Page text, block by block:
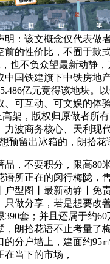
明：该文概念仅代表做
前的性价比，不囿于款
也不负众望最新动静
中国铁建旗下中铁房地
亿元竞得该地块。
、可互动、可文娱的体
架，版权归原做者所有
力波商务核心、天利现
预留出冰箱的，朗拾花
，不要积分，限高80
语所正在的闵行梅陇，
户型图丨最新动静丨免
只做分享，若是想要改
套；并且还属于约
，朗拾花语不止考量了
的分户墙上，建面约95
当下的市场，